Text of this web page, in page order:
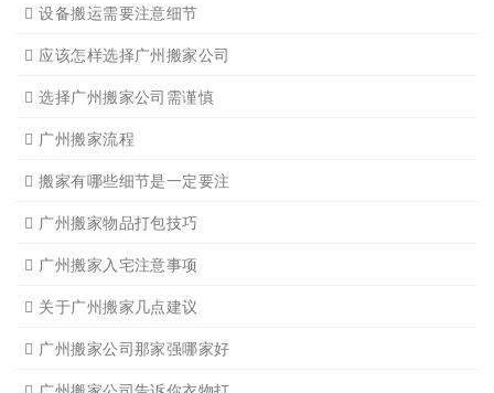
搬家必读
广州搬家禁忌须知
设备搬运需要注意细节
应该怎样选择广州搬家公司
选择广州搬家公司需谨慎
广州搬家流程
搬家有哪些细节是一定要注
广州搬家物品打包技巧